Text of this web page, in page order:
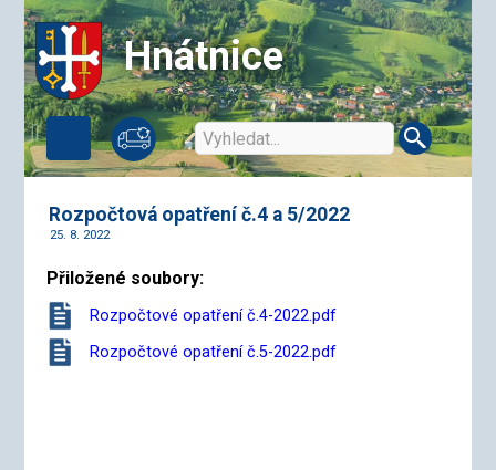
Hnátnice
Rozpočtová opatření č.4 a 5/2022
25. 8. 2022
Přiložené soubory:
Rozpočtové opatření č.4-2022.pdf
Rozpočtové opatření č.5-2022.pdf